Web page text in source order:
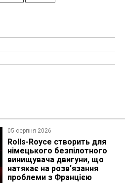
05 серпня 2026
Rolls-Royce створить для
німецького безпілотного
винищувача двигуни, що
натякає на розв'язання
проблеми з Францією